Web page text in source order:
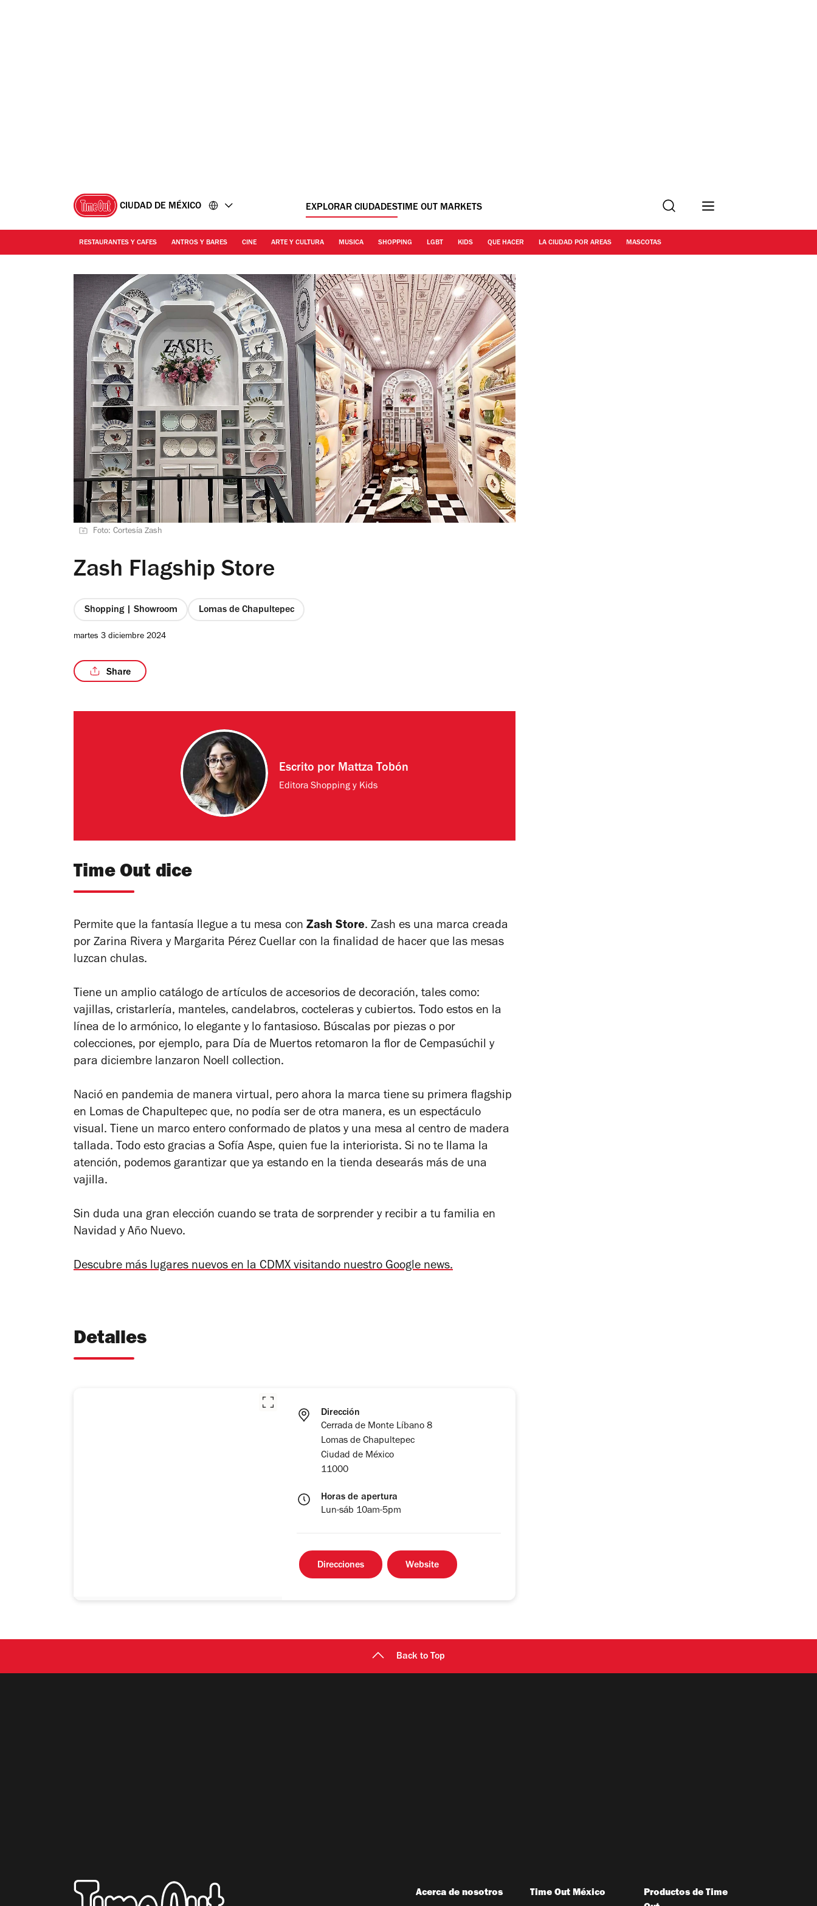
CIUDAD DE MÉXICO EXPLORAR CIUDADESTIME OUT MARKETS Buscar
RESTAURANTES Y CAFES ANTROS Y BARES CINE ARTE Y CULTURA MUSICA SHOPPING LGBT KIDS QUE HACER LA CIUDAD POR AREAS MASCOTAS
Foto: Cortesía Zash
Zash Flagship Store
Shopping | Showroom Lomas de Chapultepec
martes 3 diciembre 2024
Share
Escrito por Mattza Tobón
Editora Shopping y Kids
Time Out dice
Permite que la fantasía llegue a tu mesa con Zash Store. Zash es una marca creada
por Zarina Rivera y Margarita Pérez Cuellar con la finalidad de hacer que las mesas
luzcan chulas.
Tiene un amplio catálogo de artículos de accesorios de decoración, tales como:
vajillas, cristarlería, manteles, candelabros, cocteleras y cubiertos. Todo estos en la
línea de lo armónico, lo elegante y lo fantasioso. Búscalas por piezas o por
colecciones, por ejemplo, para Día de Muertos retomaron la flor de Cempasúchil y
para diciembre lanzaron Noell collection.
Nació en pandemia de manera virtual, pero ahora la marca tiene su primera flagship
en Lomas de Chapultepec que, no podía ser de otra manera, es un espectáculo
visual. Tiene un marco entero conformado de platos y una mesa al centro de madera
tallada. Todo esto gracias a Sofía Aspe, quien fue la interiorista. Si no te llama la
atención, podemos garantizar que ya estando en la tienda desearás más de una
vajilla.
Sin duda una gran elección cuando se trata de sorprender y recibir a tu familia en
Navidad y Año Nuevo.
Descubre más lugares nuevos en la CDMX visitando nuestro Google news.
Detalles
Dirección
Cerrada de Monte Líbano 8
Lomas de Chapultepec
Ciudad de México
11000
Horas de apertura
Lun-sáb 10am-5pm
Direcciones Website
Back to Top
Acerca de nosotros Time Out México
Productos de Time